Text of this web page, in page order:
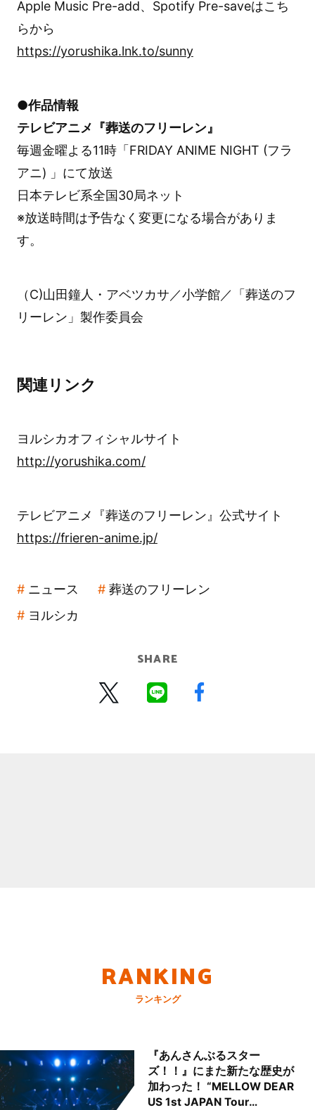
Apple Music Pre-add、Spotify Pre-saveはこち
らから
https://yorushika.lnk.to/sunny
●作品情報
テレビアニメ『葬送のフリーレン』
毎週金曜よる11時「FRIDAY ANIME NIGHT (フラ
アニ) 」にて放送
日本テレビ系全国30局ネット
※放送時間は予告なく変更になる場合がありま
す。
（C)山田鐘人・アベツカサ／小学館／「葬送のフ
リーレン」製作委員会
関連リンク
ヨルシカオフィシャルサイト
http://yorushika.com/
テレビアニメ『葬送のフリーレン』公式サイト
https://frieren-anime.jp/
ニュース
葬送のフリーレン
ヨルシカ
SHARE
RANKING
ランキング
『あんさんぶるスター
ズ！！』にまた新たな歴史が
加わった！ “MELLOW DEAR
US 1st JAPAN Tour